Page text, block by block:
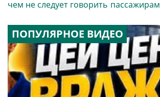
чем не следует говорить пассажирам
ПОПУЛЯРНОЕ ВИДЕО